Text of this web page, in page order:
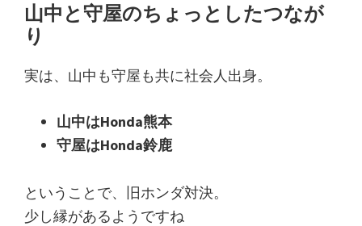
山中と守屋のちょっとしたつなが
り
実は、山中も守屋も共に社会人出身。
山中はHonda熊本
守屋はHonda鈴鹿
ということで、旧ホンダ対決。
少し縁があるようですね